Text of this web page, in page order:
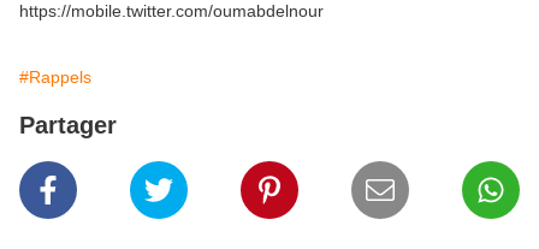
https://mobile.twitter.com/oumabdelnour
#Rappels
Partager